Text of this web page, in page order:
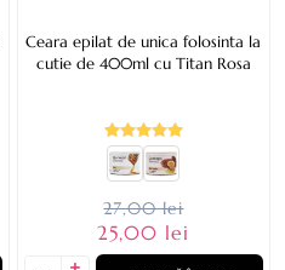
Ceara epilat de unica folosinta la
cutie de 400ml cu Titan Rosa
27,00 lei
25,00 lei